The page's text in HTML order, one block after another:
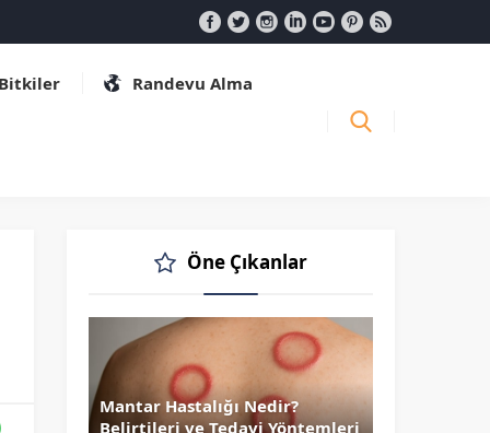
Randevu Alma
Öne Çıkanlar
Mantar Hastalığı Nedir?
Belirtileri ve Tedavi Yöntemleri